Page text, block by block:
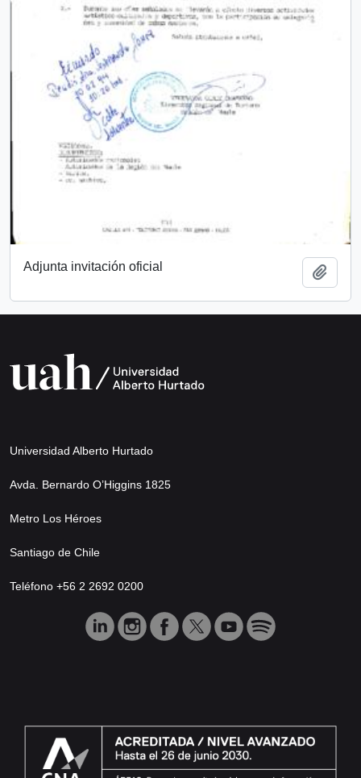
Adjunta invitación oficial
Universidad Alberto Hurtado
Avda. Bernardo O’Higgins 1825
Metro Los Héroes
Santiago de Chile
Teléfono +56 2 2692 0200